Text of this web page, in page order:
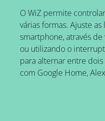
O WiZ permite
várias formas. Ajuste as
smartphone, através
ou utilizando o
para alternar entre
com Google Home,